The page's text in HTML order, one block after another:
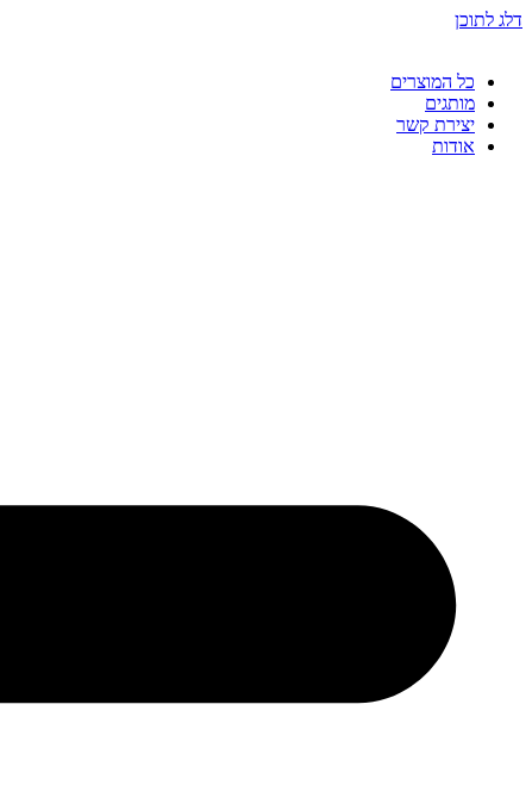
דלג לתוכן
כל המוצרים
מותגים
יצירת קשר
אודות